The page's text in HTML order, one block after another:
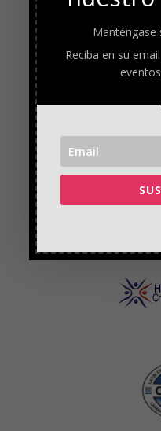
Manténgase
Reciba en su